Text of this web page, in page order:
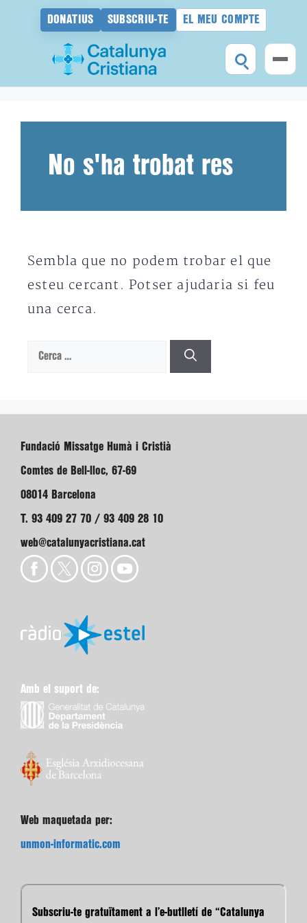
DONATIUS SUBSCRIU-TE EL MEU COMPTE
No s'ha trobat res
Sembla que no podem trobar el que
esteu cercant. Potser ajudaria si feu
una cerca.
Cerca:
Fundació Missatge Humà i Cristià
Comtes de Bell-lloc, 67-69
08014 Barcelona
T. 93 409 27 70 / 93 409 28 10
web@catalunyacristiana.cat
Amb el suport de:
Web maquetada per:
unmon-informatic.com
Subscriu-te gratuïtament a l’e-butlletí de “Catalunya